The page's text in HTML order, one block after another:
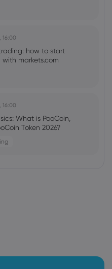
16:00
how to start
markets.com
16:00
What is PooCoin,
Token 2026?